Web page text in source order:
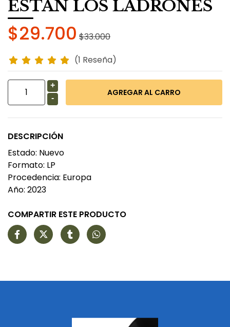
ESTAN LOS LADRONES
$29.700 $33.000
(1 Reseña)
+
-
DESCRIPCIÓN
Estado: Nuevo
Formato: LP
Procedencia: Europa
Año: 2023
COMPARTIR ESTE PRODUCTO